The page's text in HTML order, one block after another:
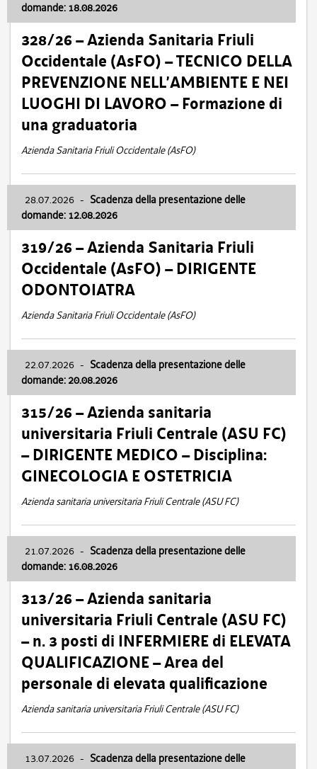
domande: 18.08.2026
328/26 – Azienda Sanitaria Friuli
Occidentale (AsFO) – TECNICO DELLA
PREVENZIONE NELL’AMBIENTE E NEI
LUOGHI DI LAVORO – Formazione di
una graduatoria
Azienda Sanitaria Friuli Occidentale (AsFO)
28.07.2026 - Scadenza della presentazione delle
domande: 12.08.2026
319/26 – Azienda Sanitaria Friuli
Occidentale (AsFO) – DIRIGENTE
ODONTOIATRA
Azienda Sanitaria Friuli Occidentale (AsFO)
22.07.2026 - Scadenza della presentazione delle
domande: 20.08.2026
315/26 – Azienda sanitaria
universitaria Friuli Centrale (ASU FC)
– DIRIGENTE MEDICO – Disciplina:
GINECOLOGIA E OSTETRICIA
Azienda sanitaria universitaria Friuli Centrale (ASU FC)
21.07.2026 - Scadenza della presentazione delle
domande: 16.08.2026
313/26 – Azienda sanitaria
universitaria Friuli Centrale (ASU FC)
– n. 3 posti di INFERMIERE di ELEVATA
QUALIFICAZIONE – Area del
personale di elevata qualificazione
Azienda sanitaria universitaria Friuli Centrale (ASU FC)
13.07.2026 - Scadenza della presentazione delle